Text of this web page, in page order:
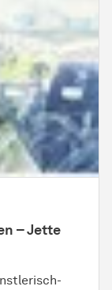
– Jette